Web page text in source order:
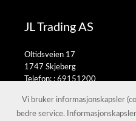
JL Trading AS
Oltidsveien 17
1747 Skjeberg
Telefon: :69151200
Vi bruker informasjonskapsler
bedre service.